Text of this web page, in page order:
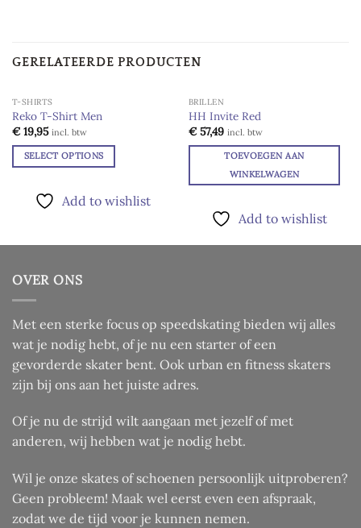
GERELATEERDE PRODUCTEN
T-SHIRTS
Reko T-Shirt Men
€19,95 incl. btw
SELECT OPTIONS
product
variaties.
optie
worden
op
de
productpagina
Add to wishlist
BRILLEN
HH Invite Red
€57,49 incl. btw
TOEVOEGEN AAN
WINKELWAGEN
Add to wishlist
OVER ONS
Met een sterke focus op speedskating bieden wij alles
wat je nodig hebt, of je nu een starter of een
gevorderde skater bent. Ook urban en fitness skaters
zijn bij ons aan het juiste adres.
Of je nu de strijd wilt aangaan met jezelf of met
anderen, wij hebben wat je nodig hebt.
Wil je onze skates of schoenen persoonlijk uitproberen?
Geen probleem! Maak wel eerst even een afspraak,
zodat we de tijd voor je kunnen nemen.